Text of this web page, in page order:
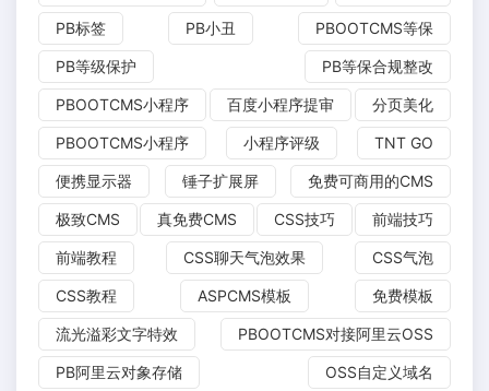
PB标签 PB小丑 PBOOTCMS等保
PB等级保护 PB等保合规整改
PBOOTCMS小程序 百度小程序提审 分页美化
PBOOTCMS小程序 小程序评级 TNT GO
便携显示器 锤子扩展屏 免费可商用的CMS
极致CMS 真免费CMS CSS技巧 前端技巧
前端教程 CSS聊天气泡效果 CSS气泡
CSS教程 ASPCMS模板 免费模板
流光溢彩文字特效 PBOOTCMS对接阿里云OSS
PB阿里云对象存储 OSS自定义域名